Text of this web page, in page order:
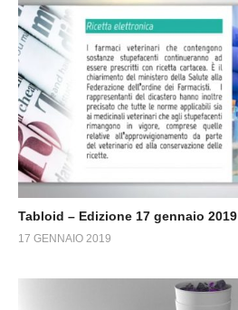
Tabloid – Edizione 17 gennaio 2019
17 GENNAIO 2019